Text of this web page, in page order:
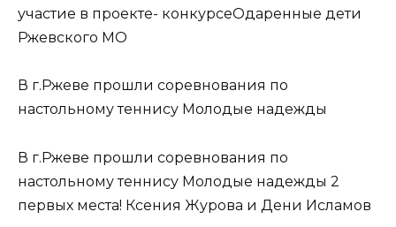
участие в проекте- конкурсеОдаренные дети
Ржевского МО
В г.Ржеве прошли соревнования по
настольному теннису Молодые надежды
В г.Ржеве прошли соревнования по
настольному теннису Молодые надежды 2
первых места! Ксения Журова и Дени Исламов